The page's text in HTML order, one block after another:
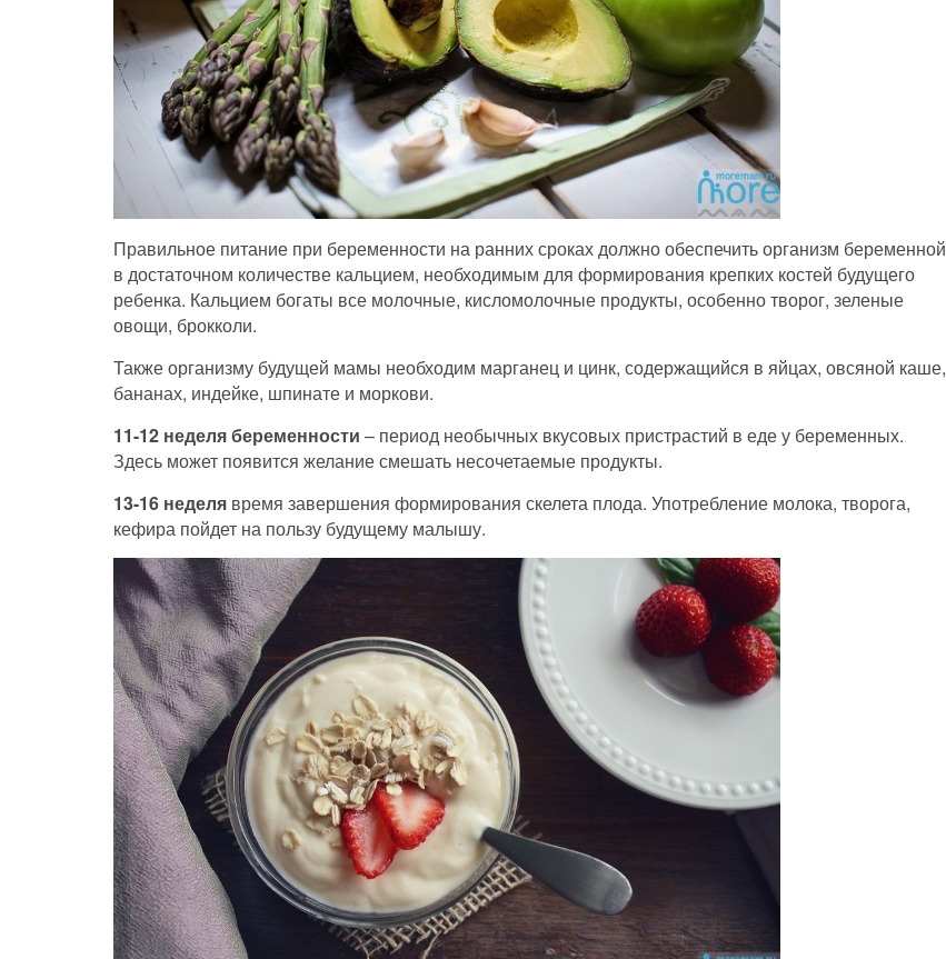
Правильное питание при беременности на ранних сроках должно обеспечить организм беременной
в достаточном количестве кальцием, необходимым для формирования крепких костей будущего
ребенка. Кальцием богаты все молочные, кисломолочные продукты, особенно творог, зеленые
овощи, брокколи.
Также организму будущей мамы необходим марганец и цинк, содержащийся в яйцах, овсяной каше,
бананах, индейке, шпинате и моркови.
11-12 неделя беременности – период необычных вкусовых пристрастий в еде у беременных.
Здесь может появится желание смешать несочетаемые продукты.
13-16 неделя время завершения формирования скелета плода. Употребление молока, творога,
кефира пойдет на пользу будущему малышу.